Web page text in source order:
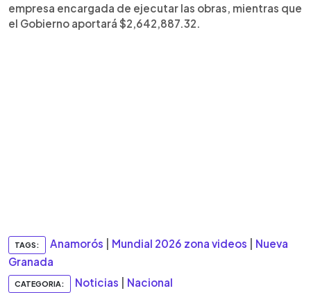
empresa encargada de ejecutar las obras, mientras que
el Gobierno aportará $2,642,887.32.
TAGS: Anamorós Mundial 2026 zona videos
Nueva
Granada
CATEGORIA: Noticias Nacional